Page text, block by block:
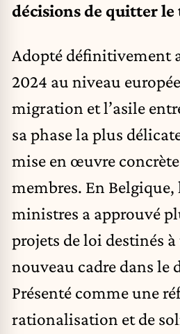
décisions de quitter
Adopté définitivement
2024 au niveau
migration et l’asile
sa phase la plus
mise en œuvre
membres. En Belgique,
ministres a approuvé
projets de loi destinés
nouveau cadre dans le
Présenté comme une
rationalisation et de